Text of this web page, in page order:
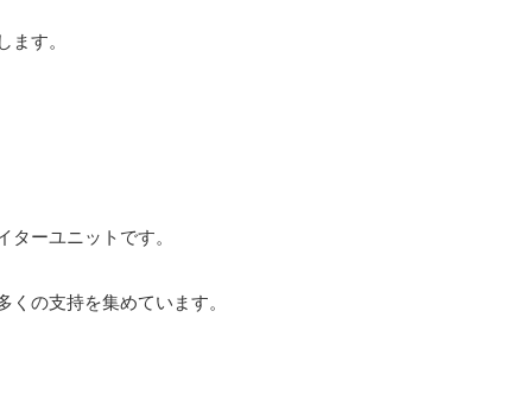
す。
ーユニットです。
の支持を集めています。